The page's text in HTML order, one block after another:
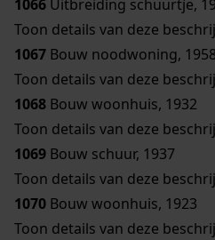
1066 Uitbreiding schuurtje,
Toon details van deze
1067 Bouw noodwoning, 1958
Toon details van deze
1068 Bouw woonhuis, 1932
Toon details van deze
1069 Bouw schuur, 1937
Toon details van deze
1070 Bouw woonhuis, 1923
Toon details van deze